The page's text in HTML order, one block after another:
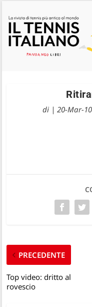
di | 20-Mar-10
PRECEDENTE
Top video: dritto al
rovescio